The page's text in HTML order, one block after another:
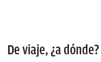
De viaje, ¿a dónde?